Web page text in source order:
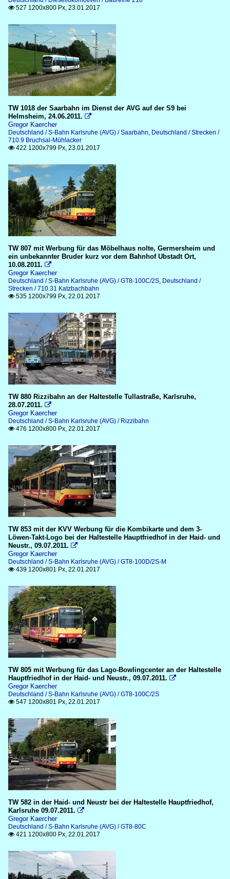
 527 1200x800 Px, 23.01.2017
TW 1018 der Saarbahn im Dienst der AVG auf der S9 bei
Helmsheim, 24.06.2011. 
Gregor Kaercher
Deutschland / S-Bahn Karlsruhe (AVG) / Saarbahn, Deutschland / Strecken /
710.9 Bruchsal-Mühlacker
 422 1200x799 Px, 23.01.2017
TW 807 mit Werbung für das Möbelhaus nolte, Germersheim und
ein unbekannter Bruder kurz vor dem Bahnhof Ubstadt Ort,
10.08.2011. 
Gregor Kaercher
Deutschland / S-Bahn Karlsruhe (AVG) / GT8-100C/2S, Deutschland /
Strecken / 710.31 Katzbachbahn
 535 1200x799 Px, 22.01.2017
TW 880 Rizzibahn an der Haltestelle Tullastraße, Karlsruhe,
28.07.2011. 
Gregor Kaercher
Deutschland / S-Bahn Karlsruhe (AVG) / Rizzibahn
 476 1200x800 Px, 22.01.2017
TW 853 mit der KVV Werbung für die Kombikarte und dem 3-
Löwen-Takt-Logo bei der Haltestelle Hauptfriedhof in der Haid- und
Neustr., 09.07.2011. 
Gregor Kaercher
Deutschland / S-Bahn Karlsruhe (AVG) / GT8-100D/2S-M
 439 1200x801 Px, 22.01.2017
TW 805 mit Werbung für das Lago-Bowlingcenter an der Haltestelle
Hauptfriedhof in der Haid- und Neustr., 09.07.2011. 
Gregor Kaercher
Deutschland / S-Bahn Karlsruhe (AVG) / GT8-100C/2S
 547 1200x801 Px, 22.01.2017
TW 582 in der Haid- und Neustr bei der Haltestelle Hauptfriedhof,
Karlsruhe 09.07.2011. 
Gregor Kaercher
Deutschland / S-Bahn Karlsruhe (AVG) / GT8-80C
 421 1200x800 Px, 22.01.2017